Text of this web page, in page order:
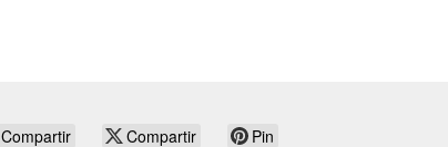
Compartir Compartir Pin